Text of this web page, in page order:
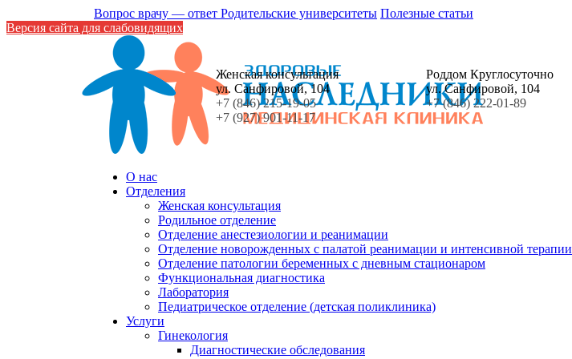
Вопрос врачу — ответ Родительские университеты Полезные статьи
Версия сайта для слабовидящих
Женская консультация
ул. Санфировой, 104
+7 (846) 215-19-05
+7 (927) 901-11-17
Роддом Круглосуточно
ул. Санфировой, 104
+7 (846) 222-01-89
О нас
Отделения
Женская консультация
Родильное отделение
Отделение анестезиологии и реанимации
Отделение новорожденных с палатой реанимации и интенсивной терапии
Отделение патологии беременных с дневным стационаром
Функциональная диагностика
Лаборатория
Педиатрическое отделение (детская поликлиника)
Услуги
Гинекология
Диагностические обследования